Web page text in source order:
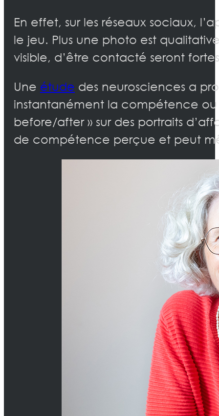
En effet, sur les réseaux sociaux,
le jeu. Plus une photo est
visible, d’être contacté seront
Une étude des neurosciences a
instantanément la compétence
before/after » sur des portraits
de compétence perçue et peut